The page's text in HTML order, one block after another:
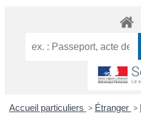
Accueil particuliers > Étranger >